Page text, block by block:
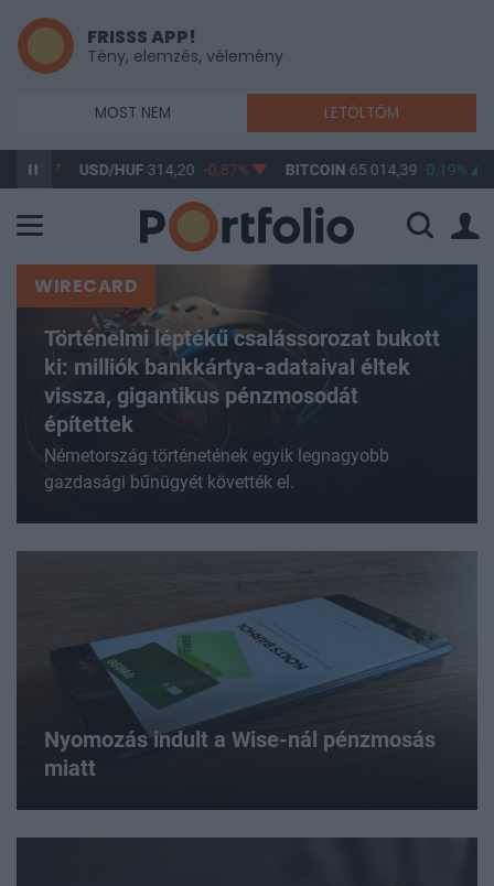
FRISSS APP!
Tény, elemzés, vélemény
MOST NEM LETÖLTÖM
USD/HUF 314,20 -0,87% BITCOIN65 014,39 0,19% BUX
WIRECARD
Történelmi léptékű csalássorozat bukott
ki: milliók bankkártya-adataival éltek
vissza, gigantikus pénzmosodát
építettek
Németország történetének egyik legnagyobb
gazdasági bűnügyét követték el.
Nyomozás indult a Wise-nál pénzmosás
miatt